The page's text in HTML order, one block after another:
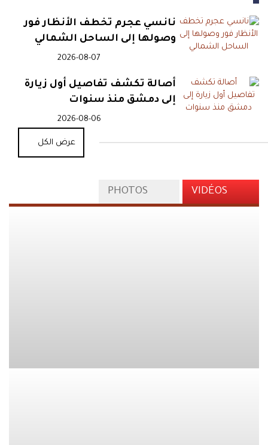
نانسي عجرم تخطف الأنظار فور
وصولها إلى الساحل الشمالي
2026-08-07
أصالة تكشف تفاصيل أول زيارة
إلى دمشق منذ سنوات
2026-08-06
عرض الكل